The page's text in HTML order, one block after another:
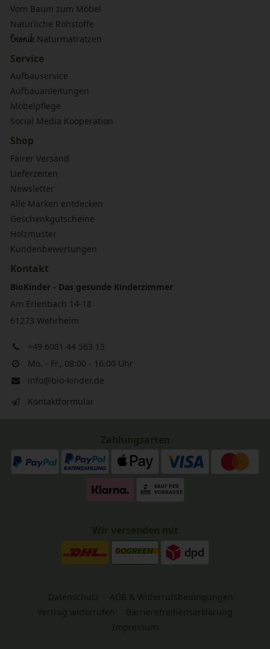
Vom Baum zum Möbel
Natürliche Rohstoffe
bionik Naturmatratzen
Service
Aufbauservice
Aufbauanleitungen
Möbelpflege
Social Media Kooperation
Shop
Fairer Versand
Lieferzeiten
Newsletter
Alle Marken entdecken
Geschenkgutscheine
Holzmuster
Kundenbewertungen
Kontakt
BioKinder - Das gesunde Kinderzimmer
Am Erlenbach 14-18
61273 Wehrheim
+49 6081 44 563 15
Mo. - Fr., 08:00 - 16:00 Uhr
info@bio-kinder.de
Kontaktformular
Zahlungsarten
Wir versenden mit